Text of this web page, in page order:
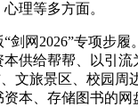
理等多方面。
2026”专项步履
供给帮帮、以引
文旅景区、校园
本、存储图书的